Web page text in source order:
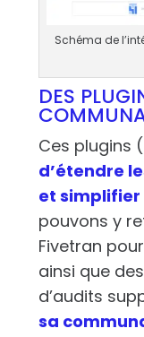
Schéma de
DES
Ces plugins
d’étendre
et simplifier
pouvons y
Fivetran
ainsi que
d’audits
sa